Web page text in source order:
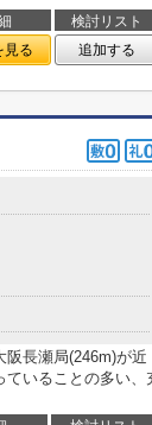
検討リスト
見る 追加する
長瀬局(246m)が近
ていることの多い、